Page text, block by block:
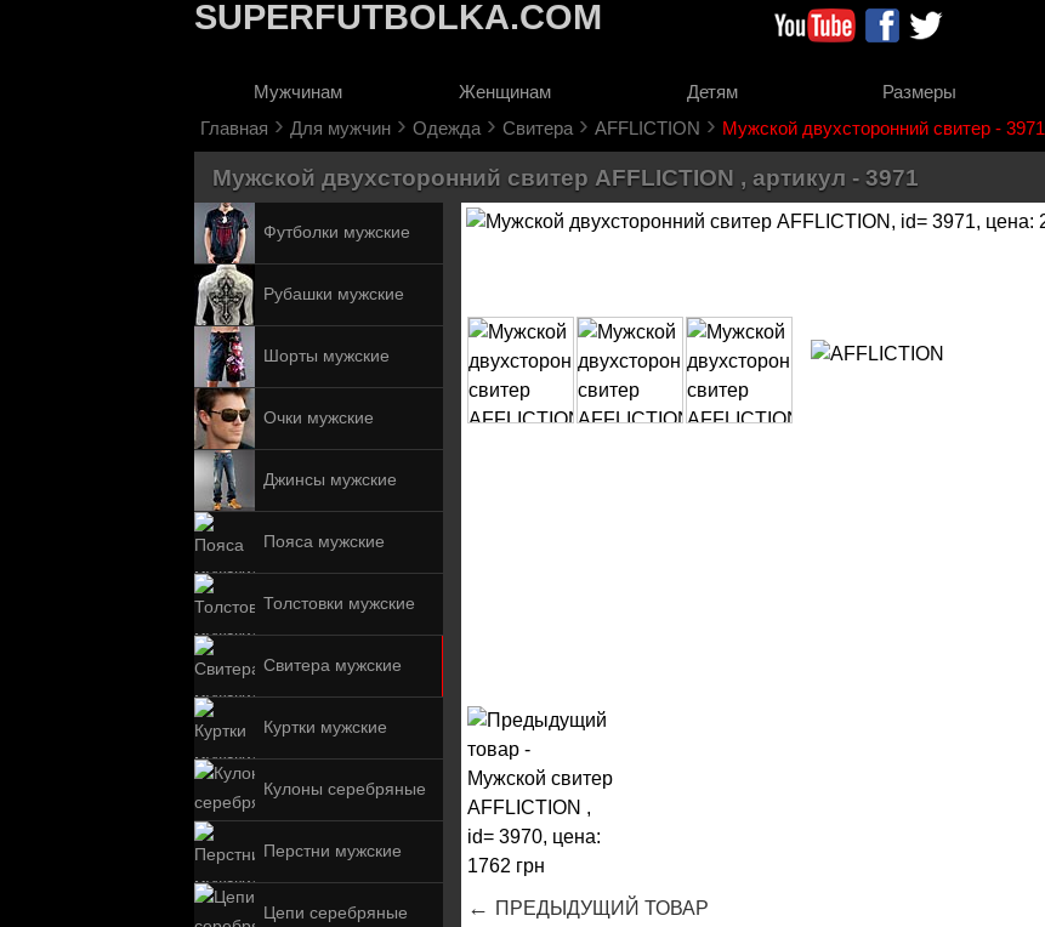
SUPERFUTBOLKA.COM
Размеры
Мужчинам Женщинам
Детям
Главная › Для мужчин › Одежда › Свитера › AFFLICTION › Мужской двухсторонний свитер - 3971
Футболки мужские
Рубашки мужские
Шорты мужские
Очки мужские
Джинсы мужские
Пояса мужские
Толстовки мужские
Свитера мужские
Куртки мужские
Кулоны серебряные
Перстни мужские
Цепи серебряные
Мужской двухсторонний свитер AFFLICTION , артикул - 3971
← ПРЕДЫДУЩИЙ ТОВАР